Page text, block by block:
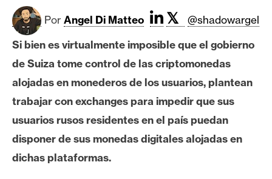
t
c
o
i
E
h
e
Por Angel Di Matteo 𝕏
@shadowargel
Si bien es virtualmente imposible que el gobierno
de Suiza tome control de las criptomonedas
alojadas en monederos de los usuarios, plantean
trabajar con exchanges para impedir que sus
usuarios rusos residentes en el país puedan
disponer de sus monedas digitales alojadas en
dichas plataformas.